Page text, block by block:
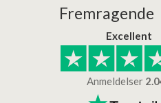
Excellent
Anmeldelser
24/01/2026
Superflot bademøbel og rigtig lynhurtig… Kanon god
Kanon god
bliver leveret
er virkelig
Lise